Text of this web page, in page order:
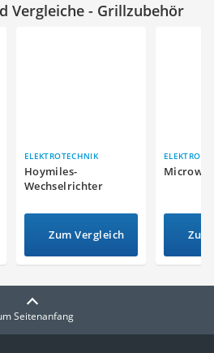
Vergleiche - Grillzubehör
ELEKTROTECHNIK
Hoymiles-
Wechselrichter
Zum Vergleich
Seitenanfang